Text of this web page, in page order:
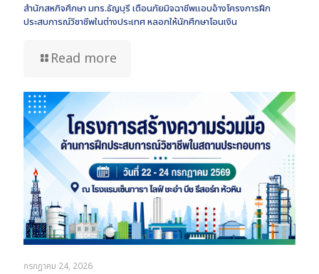
สำนักสหกิจศึกษา มทร.ธัญบุรี เตือนภัยมิจฉาชีพแอบอ้างโครงการฝึก
ประสบการณ์วิชาชีพในต่างประเทศ หลอกให้นักศึกษาโอนเงิน
Read more
กรกฎาคม 24, 2026